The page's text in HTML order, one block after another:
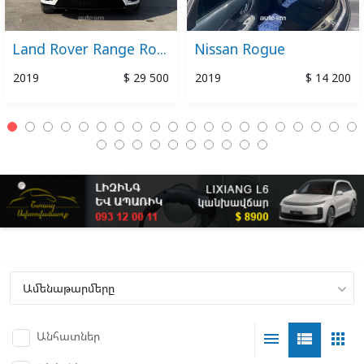
Land Rover Range Rover Velar
2019 $ 29 500
Nissan Rogue
2019 $ 14 200
Անհատներ apps
view_list
menu